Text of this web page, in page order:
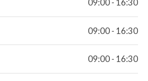
09:00 - 16:30
09:00 - 16:30
09:00 - 16:30